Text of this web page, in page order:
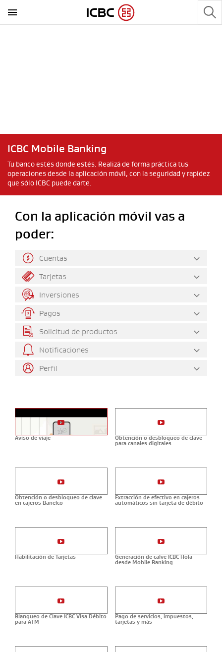
ICBC Mobile Banking
Tu banco estés donde estés. Realizá de forma práctica tus
operaciones desde la aplicación móvil, con la seguridad y rapidez
que sólo ICBC puede darte.
Con la aplicación móvil vas a
poder:
 Cuentas
 Tarjetas
 Inversiones
 Pagos
 Solicitud de productos
 Notificaciones
 Perfil
Aviso de viaje
Obtención o desbloqueo de clave
para canales digitales
Obtención o desbloqueo de clave
en cajeros Banelco
Extracción de efectivo en cajeros
automáticos sin tarjeta de débito
Habilitación de Tarjetas
Generación de calve ICBC Hola
desde Mobile Banking
Blanqueo de Clave ICBC Visa Débito
para ATM
Pago de servicios, impuestos,
tarjetas y más